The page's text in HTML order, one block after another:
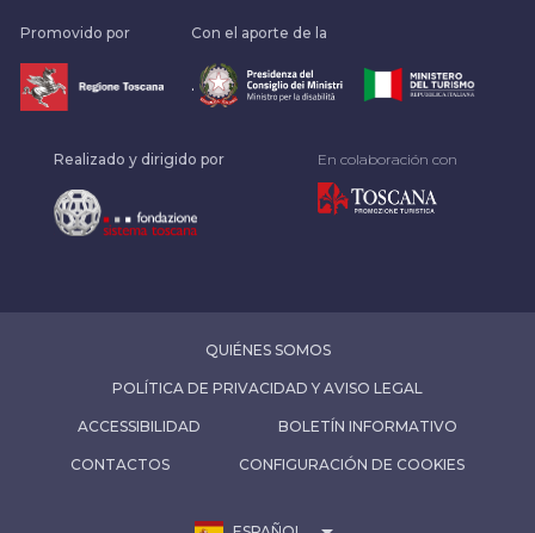
Promovido por Con el aporte de la
.
Realizado y dirigido por En colaboración con
QUIÉNES SOMOS
POLÍTICA DE PRIVACIDAD Y AVISO LEGAL
ACCESSIBILIDAD BOLETÍN INFORMATIVO
CONTACTOS CONFIGURACIÓN DE COOKIES